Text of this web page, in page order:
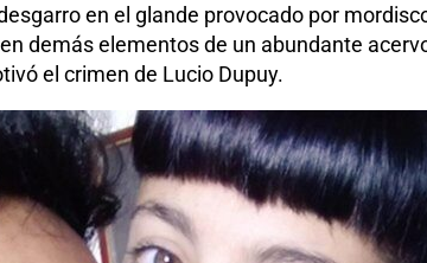
en el glande provocado por
demás elementos de un abundante
el crimen de Lucio Dupuy.